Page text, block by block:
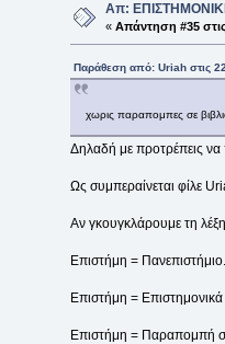
Απ:
« Απάντηση #35
Παράθεση από: Uriah στις
χωρις παραπομπες σε
Δηλαδή με προτρέπεις
Ως συμπεραίνεται φίλε
Αν γκουγκλάρουμε τη
Επιστήμη = Πανεπιστήμιο.
Επιστήμη =
Επιστήμη = Παραπομπή